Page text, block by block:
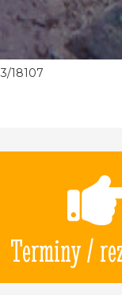
18107
Terminy /